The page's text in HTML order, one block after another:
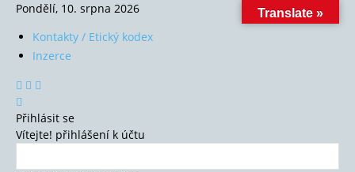
Pondělí, 10. srpna 2026
Kontakty / Etický kodex
Inzerce
Přihlásit se
Vítejte! přihlášení k účtu
Translate »